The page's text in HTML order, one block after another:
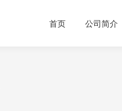
首页 公司简介